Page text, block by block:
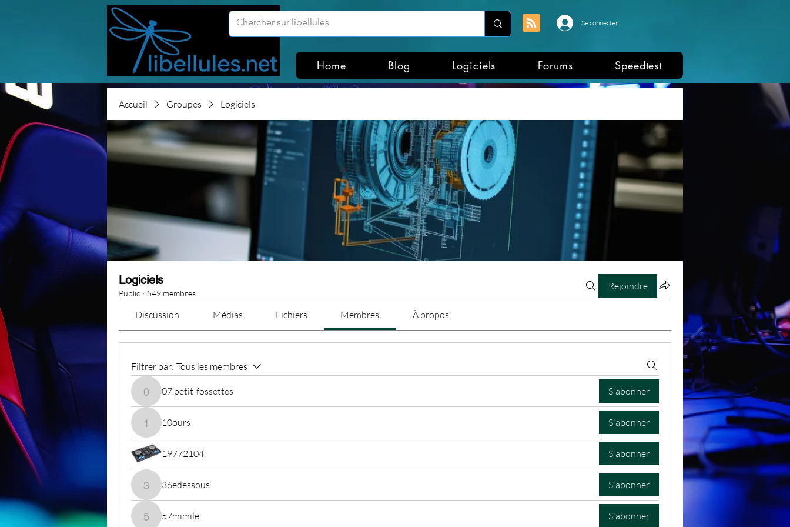
Se connecter
Home Blog Logiciels Forums Speedtest
Accueil Groupes Logiciels
Logiciels
Public · 549 membres
Rejoindre
Discussion Médias Fichiers Membres À propos
Filtrer par: Tous les membres
07.petit-fossettes
07.petit-fossettes S'abonner
10ours10ours S'abonner
19772104 S'abonner
36edessous
36edessous S'abonner
57mimile
57mimile S'abonner